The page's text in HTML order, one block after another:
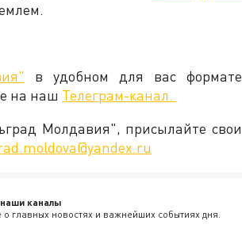
в удобном для вас формате
на наш Телеграм-канал.
Молдавия", присылайте свои
каналы
о главных новостях и важнейших событиях дня.